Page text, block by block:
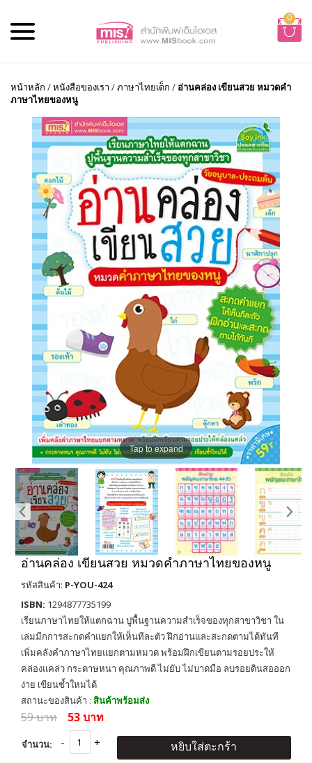
0
หน้าหลัก /หนังสือของเรา /ภาษาไทยเด็ก / อ่านคล่อง เขียนสวย หมวดคำ
ภาษาไทยของหนู
Tap to expand
อ่านคล่อง เขียนสวย หมวดคำภาษาไทยของหนู
รหัสสินค้า: P-YOU-424
ISBN: 1294877735199
เรียนภาษาไทยให้แตกฉาน ปูพื้นฐานความสำเร็จของทุกสาขาวิชา ใน
เล่มมีกการสะกดคำแยกให้เห็นทีละตัว ฝึกอ่านและสะกดตามได้ทันที
เพิ่มคลังคำภาษาไทยแยกตามหมวด พร้อมฝึกเขียนตามรอยประให้
คล่องแคล่ว กระดาษหนา คุณภาพดี ไม่ยับ ไม่บาดมือ ลบรอยดินสอออก
ง่าย เขียนซ้ำใหมได้
สถานะของสินค้า : สินค้าพร้อมส่ง
59 บาท 53 บาท
จำนวน: หยิบใส่ตะกร้า